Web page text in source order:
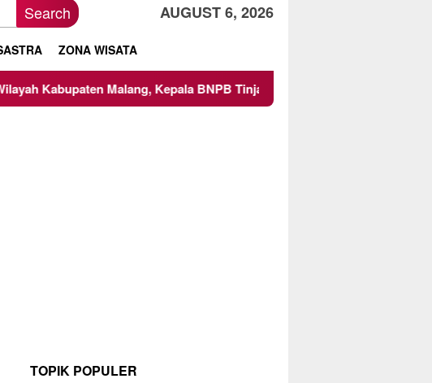
Search AUGUST 6, 2026
ZONA WISATA
Malang, Kepala BNPB Tinjau Langsung Lokasi
TOPIK POPULER